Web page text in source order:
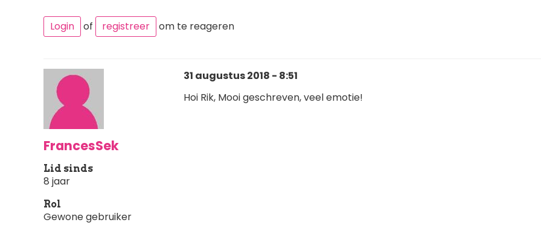
Login of registreer om te reageren
FrancesSek
Lid sinds
8 jaar
Rol
Gewone gebruiker
31 augustus 2018 - 8:51
Hoi Rik, Mooi geschreven, veel emotie!